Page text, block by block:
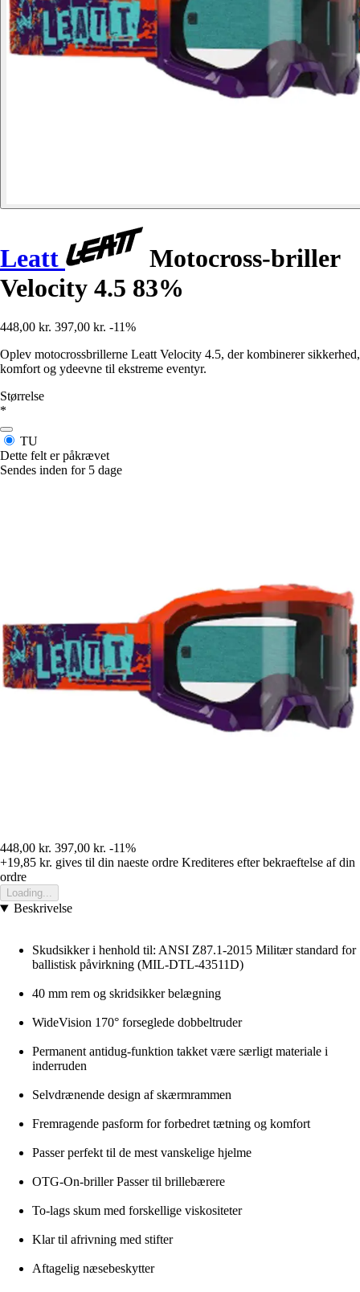
Leatt
Motocross-briller
Velocity 4.5 83%
448,00 kr. 397,00 kr. -11%
Oplev motocrossbrillerne Leatt Velocity 4.5, der kombinerer sikkerhed,
komfort og ydeevne til ekstreme eventyr.
Størrelse
*
TU
Dette felt er påkrævet
Sendes inden for 5 dage
448,00 kr. 397,00 kr. -11%
+19,85 kr. gives til din naeste ordre Krediteres efter bekraeftelse af din
ordre
Loading...
Beskrivelse
Skudsikker i henhold til: ANSI Z87.1-2015 Militær standard for
ballistisk påvirkning (MIL-DTL-43511D)
40 mm rem og skridsikker belægning
WideVision 170° forseglede dobbeltruder
Permanent antidug-funktion takket være særligt materiale i
inderruden
Selvdrænende design af skærmrammen
Fremragende pasform for forbedret tætning og komfort
Passer perfekt til de mest vanskelige hjelme
OTG-On-briller Passer til brillebærere
To-lags skum med forskellige viskositeter
Klar til afrivning med stifter
Aftagelig næsebeskytter